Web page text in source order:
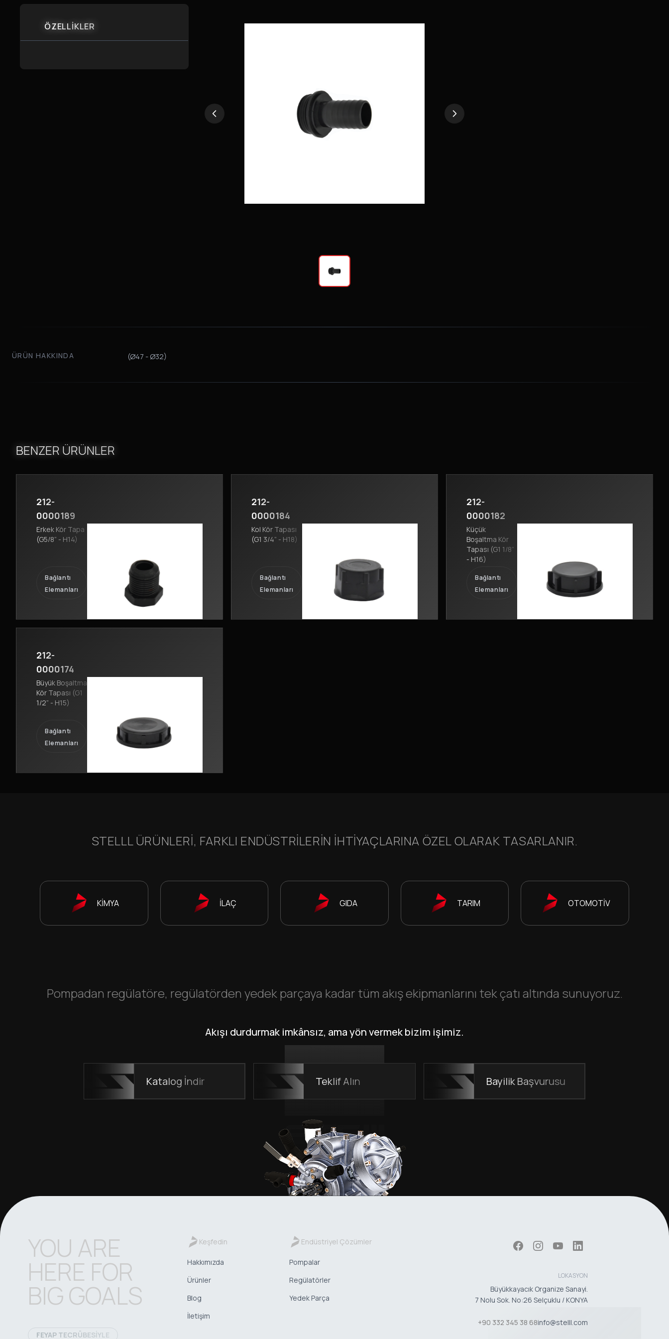
ÖZELLİKLER
ÜRÜN HAKKINDA (Ø47 - Ø32)
BENZER ÜRÜNLER
212-
0000189
Erkek Kör Tapa
(G5/8” - H14)
Bağlantı
Elemanları
212-
0000184
Kol Kör Tapası
(G1 3/4” - H18)
Bağlantı
Elemanları
212-
0000182
Küçük
Boşaltma Kör
Tapası (G1 1/8”
- H16)
Bağlantı
Elemanları
212-
0000174
Büyük Boşaltma
Kör Tapası (G1
1/2” - H15)
Bağlantı
Elemanları
STELLL ÜRÜNLERI, FARKLI ENDÜSTRILERIN IHTIYAÇLARINA ÖZEL OLARAK TASARLANIR.
KİMYA İLAÇ GIDA TARIM OTOMOTİV
Pompadan regülatöre, regülatörden yedek parçaya kadar tüm akış ekipmanlarını tek çatı altında sunuyoruz.
Akışı durdurmak imkânsız, ama yön vermek bizim işimiz.
Katalog İndir Teklif Alın Bayilik Başvurusu
YOU ARE
HERE FOR
BIG GOALS
FEYAP TECRÜBESİYLE
Keşfedin
Hakkımızda
Ürünler
Blog
İletişim
Endüstriyel Çözümler
Pompalar
Regülatörler
Yedek Parça
LOKASYON
Büyükkayacık Organize Sanayi.
7 Nolu Sok. No:26 Selçuklu / KONYA
+90 332 345 38 68info@stelll.com